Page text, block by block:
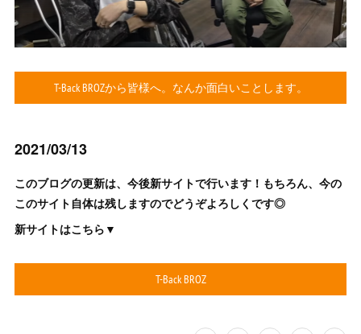
T-Back BROZから皆様へ。なんか面白いことします。
2021/03/13
このブログの更新は、今後新サイトで行います！もちろん、今の
このサイト自体は残しますのでどうぞよろしくです◎
新サイトはこちら▼
T-Back BROZ